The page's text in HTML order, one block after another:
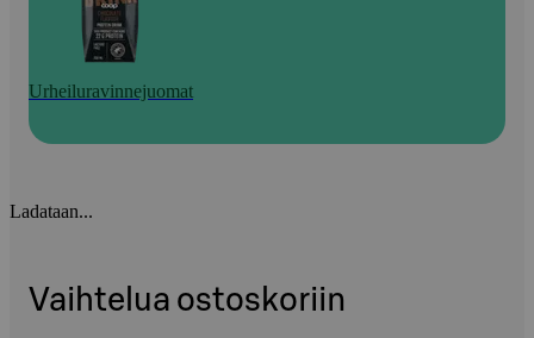
Urheiluravinnejuomat
Ladataan...
Vaihtelua ostoskoriin